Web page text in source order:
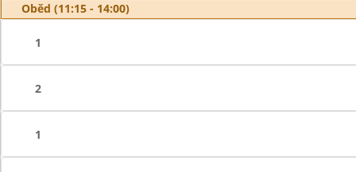
Oběd (11:15 - 14:00)
1
2
1